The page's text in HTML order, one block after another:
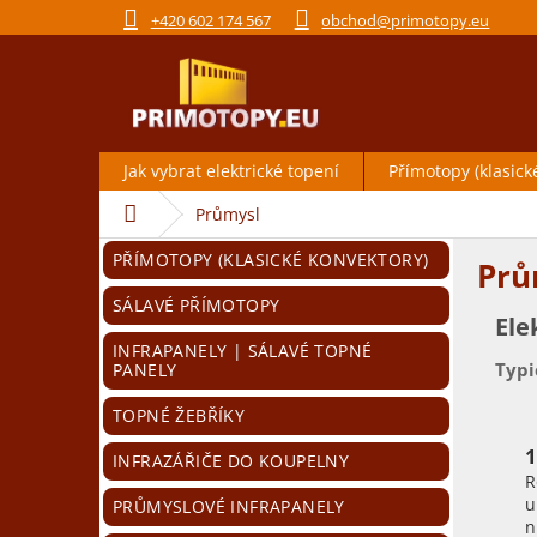
na
+420 602 174 567 obchod@primotopy.eu
Jak vybrat elektrické topení Přímotopy
Domů Průmysl
P
o
s
t
a
n
n
í
p
a
Přeskočit
kategorie
PŘÍMOTOPY (KLASICKÉ KONVEKTORY)
SÁLAVÉ PŘÍMOTOPY
INFRAPANELY | SÁLAVÉ TOPNÉ
PANELY
TOPNÉ ŽEBŘÍKY
INFRAZÁŘIČE DO KOUPELNY
PRŮMYSLOVÉ INFRAPANELY